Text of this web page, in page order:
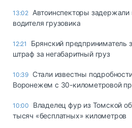
13:02 Автоинспекторы задержали
водителя грузовика
12:21
Брянский предприниматель
штраф за негабаритный груз
10:39 Стали известны
Воронежем с 30-километровой
10:00
Владелец фур из Томской
тысяч «бесплатных» километров